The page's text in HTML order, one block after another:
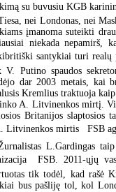
su buvusiu KGB
nei Londonas, nei
įmanoma suteikti
niekada nepamirš,
santykiai turi
V. Putino spaudos
dar 2003 metais, kai
Kremlius traktuoja
A. Litvinenkos mirtį.
Britanijos slaptosios
Litvinenkos mirtis  FSB
L.Gardingas
 FSB. 2011-ųjų
tik todėl, kad rašė
bus pašliję tol, kol